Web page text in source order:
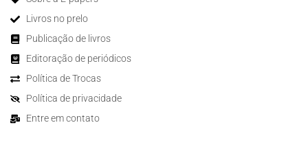
Livros no prelo
Publicação de livros
Editoração de periódicos
Política de Trocas
Política de privacidade
Entre em contato